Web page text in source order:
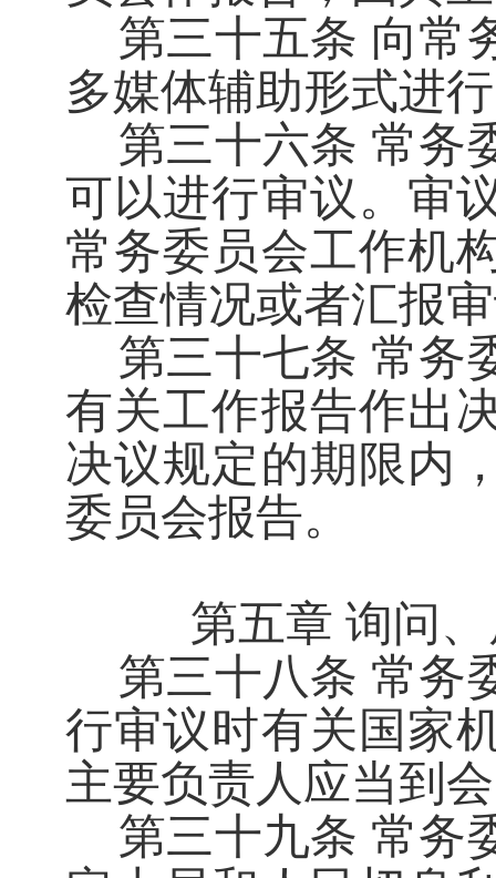
第三十五条 向常
多媒体辅助形式进
第三十六条 常务
可以进行审议。审
常务委员会工作机
检查情况或者汇报
第三十七条 常务
有关工作报告作出
决议规定的期限内
委员会报告。
第五章 询问
第三十八条 常务
行审议时有关国家
主要负责人应当到
第三十九条 常务